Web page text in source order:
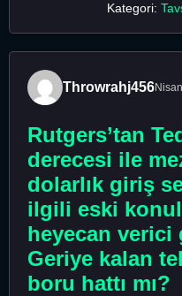
Kategori:
Throwrahj456
Rutgers’tan
derecesi ile
dolarlık giriş
ilgili eski
heyecan verici
Geriye kalan
boru hattı mı?